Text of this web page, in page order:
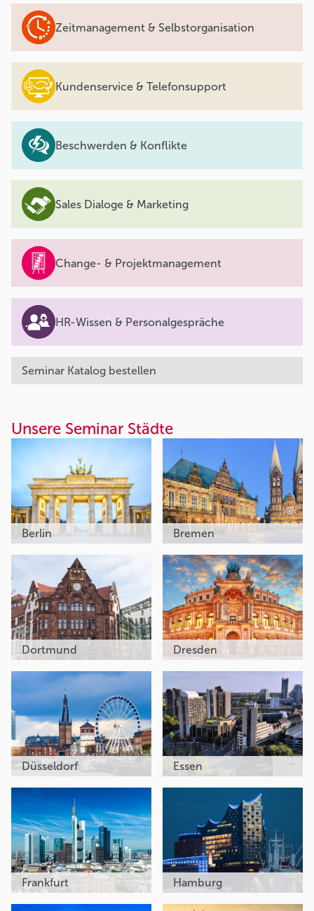
Zeitmanagement & Selbstorganisation
Kundenservice & Telefonsupport
Beschwerden & Konflikte
Sales Dialoge & Marketing
Change- & Projektmanagement
HR-Wissen & Personalgespräche
Seminar Katalog bestellen
Unsere Seminar Städte
Berlin Bremen
Dortmund Dresden
Düsseldorf Essen
Frankfurt Hamburg